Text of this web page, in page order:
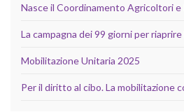
Nasce il Coordinamento Agricoltori
La campagna dei 99 giorni per riaprire
Mobilitazione Unitaria 2025
Per il diritto al cibo. La mobilitazione